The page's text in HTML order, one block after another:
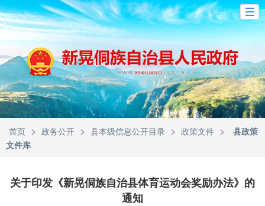
首页 > 政务公开 > 县本级信息公开目录 > 政策文件 >
县政策
文件库
关于印发《新晃侗族自治县体育运动会奖励办法》的
通知